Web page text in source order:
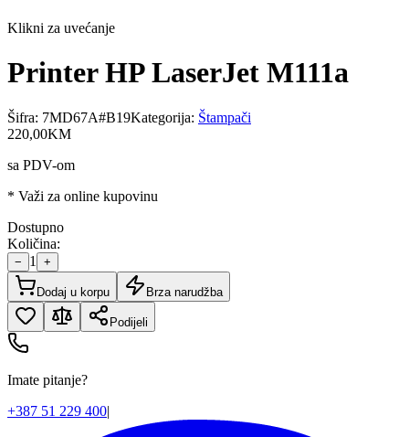
Klikni za uvećanje
Printer HP LaserJet M111a
Šifra: 7MD67A#B19Kategorija: Štampači
220,00KM
sa PDV-om
* Važi za online kupovinu
Dostupno
Količina:
− 1 +
Dodaj u korpu Brza narudžba
Podijeli
Imate pitanje?
+387 51 229 400|